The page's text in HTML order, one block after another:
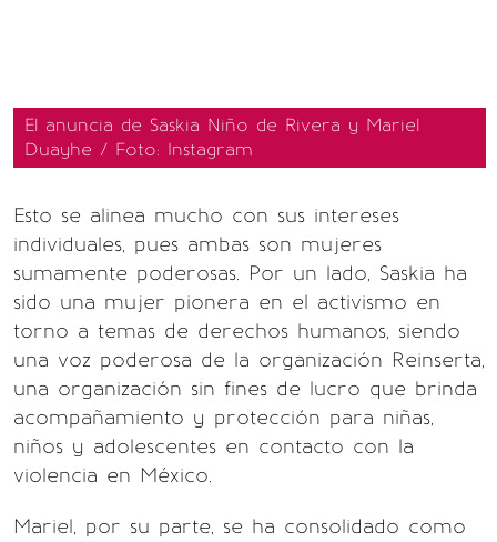
El anuncia de Saskia Niño de Rivera y Mariel
Duayhe / Foto: Instagram
Esto se alinea mucho con sus intereses
individuales, pues ambas son mujeres
sumamente poderosas. Por un lado, Saskia ha
sido una mujer pionera en el activismo en
torno a temas de derechos humanos, siendo
una voz poderosa de la organización Reinserta,
una organización sin fines de lucro que brinda
acompañamiento y protección para niñas,
niños y adolescentes en contacto con la
violencia en México.
Mariel, por su parte, se ha consolidado como